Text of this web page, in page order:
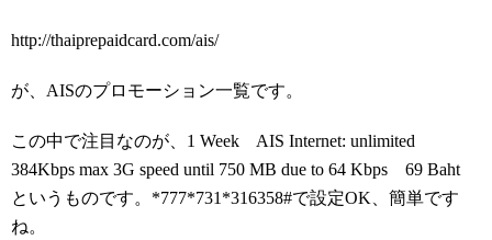
http://thaiprepaidcard.com/ais/
が、AISのプロモーション一覧です。
この中で注目なのが、 1 Week AIS Internet: unlimited
384Kbps max 3G speed until 750 MB due to 64 Kbps 69 Baht
というものです。 *777*731*316358#で設定OK、簡単です
ね。